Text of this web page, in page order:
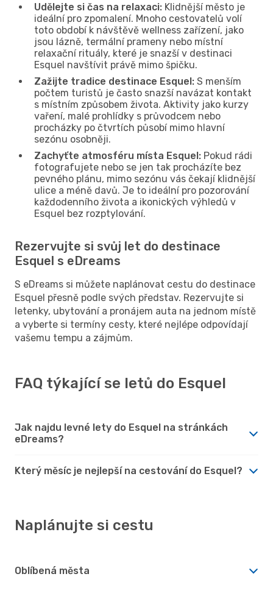
Udělejte si čas na relaxaci: Klidnější město je
ideální pro zpomalení. Mnoho cestovatelů volí
toto období k návštěvě wellness zařízení, jako
jsou lázně, termální prameny nebo místní
relaxační rituály, které je snazší v destinaci
Esquel navštívit právě mimo špičku.
Zažijte tradice destinace Esquel: S menším
počtem turistů je často snazší navázat kontakt
s místním způsobem života. Aktivity jako kurzy
vaření, malé prohlídky s průvodcem nebo
procházky po čtvrtích působí mimo hlavní
sezónu osobněji.
Zachyťte atmosféru místa Esquel: Pokud rádi
fotografujete nebo se jen tak procházíte bez
pevného plánu, mimo sezónu vás čekají klidnější
ulice a méně davů. Je to ideální pro pozorování
každodenního života a ikonických výhledů v
Esquel bez rozptylování.
Rezervujte si svůj let do destinace
Esquel s eDreams
S eDreams si můžete naplánovat cestu do destinace
Esquel přesně podle svých představ. Rezervujte si
letenky, ubytování a pronájem auta na jednom místě
a vyberte si termíny cesty, které nejlépe odpovídají
vašemu tempu a zájmům.
FAQ týkající se letů do Esquel
Jak najdu levné lety do Esquel na stránkách
eDreams?
Který měsíc je nejlepší na cestování do Esquel?
Naplánujte si cestu
Oblíbená města